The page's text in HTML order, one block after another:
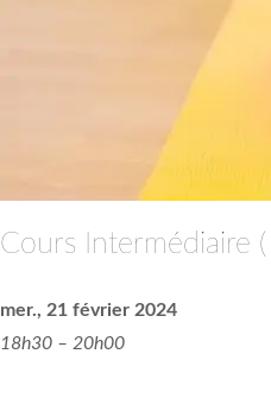
Cours Intermédiaire
mer., 21 février 2024
18h30 – 20h00